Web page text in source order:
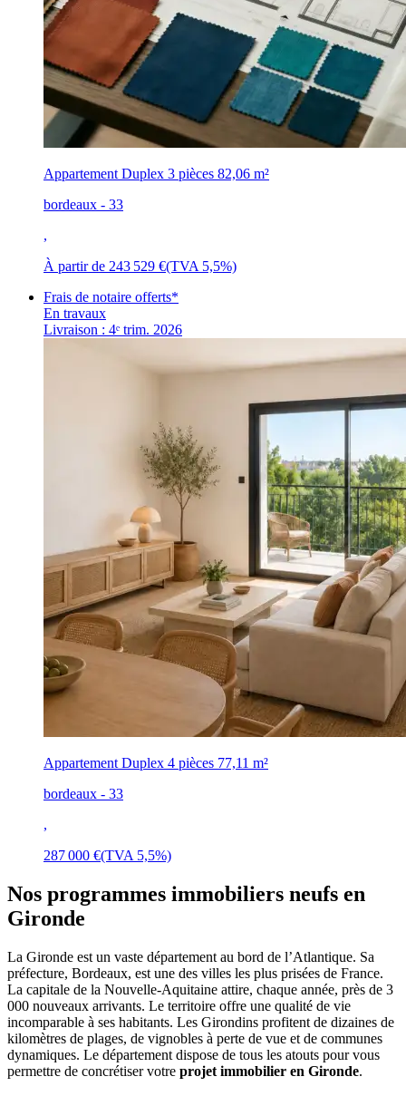
Appartement Duplex 3 pièces 82,06 m²
bordeaux - 33
,
À partir de 243 529 €(TVA 5,5%)
Frais de notaire offerts*
En travaux
Livraison : 4ᵉ trim. 2026
Appartement Duplex 4 pièces 77,11 m²
bordeaux - 33
,
287 000 €(TVA 5,5%)
Nos programmes immobiliers neufs en
Gironde
La Gironde est un vaste département au bord de l’Atlantique. Sa
préfecture, Bordeaux, est une des villes les plus prisées de France.
La capitale de la Nouvelle-Aquitaine attire, chaque année, près de 3
000 nouveaux arrivants. Le territoire offre une qualité de vie
incomparable à ses habitants. Les Girondins profitent de dizaines de
kilomètres de plages, de vignobles à perte de vue et de communes
dynamiques. Le département dispose de tous les atouts pour vous
permettre de concrétiser votre projet immobilier en Gironde.